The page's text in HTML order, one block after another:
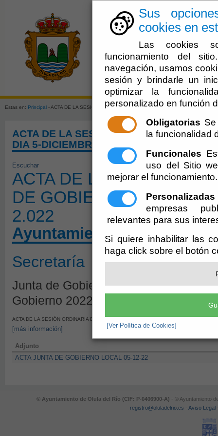
Sus
cookies en
Las cookies
funcionamiento del
navegación, usamos
sesión y brindarle un
optimizar la
personalizado en función
Obligatorias
la funcionalidad
Funcionales
uso del Sitio
mejorar el funcionamiento.
Personalizadas
empresas
relevantes para sus
Si quiere inhabilitar las
haga click sobre el botón
[Ver Política de Cookies]
El
Estas en: Principal - ACTA DE LA SESIÓN ORDINARIA DE LA JUNTA DE GOBIERNO LOCAL
ACTA DE LA SESIÓN ORDINARIA DE LA
DIA 5-DICIEMBRE-2.022
Escuchar
ACTA DE LA SESIÓN
DE GOBIERNO LOCAL
2.022
Ayuntamiento de Olula del
Secretaría
Junta de Gobierno - Borrador de
Gobierno 2022
ACTA DE LA SESIÓN ORDINARIA DE LA JUNTA DE GOBIERNO LOCAL DEL DIA 5-
[más información]
Adjunto
ACTA JUNTA DE GOBIERNO LOCAL 05-12-22
© Ayuntamiento de Olula del Río (CIF: P-0406900-A) - © Ayuntamiento
registro@oluladelrio.es - Aviso Legal